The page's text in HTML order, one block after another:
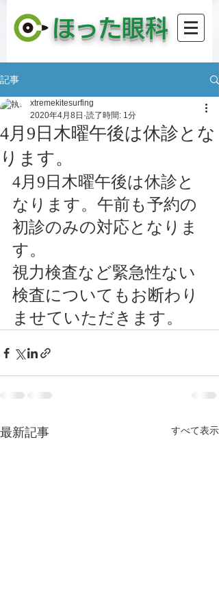
​ほった眼科
記事
4月9日木曜午後は休診とな
ります。
xtremekitesurfing
2020年4月8日 読了時間: 1分
4月9日木曜午後は休診と
なります。午前も予約の
初診のみの対応となりま
す。
視力検査など緊急性ない
検査についてもお断わり
ませていただきます。
最新記事 すべて表示